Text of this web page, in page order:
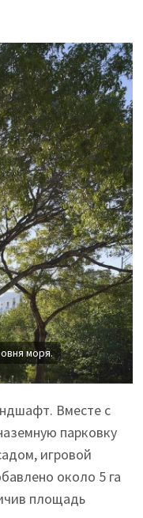
моря.
Вместе с
парковку
игровой
около 5 га
площадь